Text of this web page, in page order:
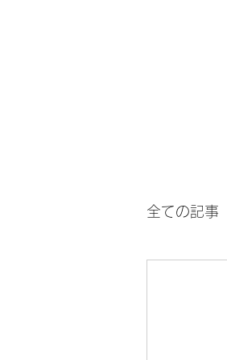
全ての記事